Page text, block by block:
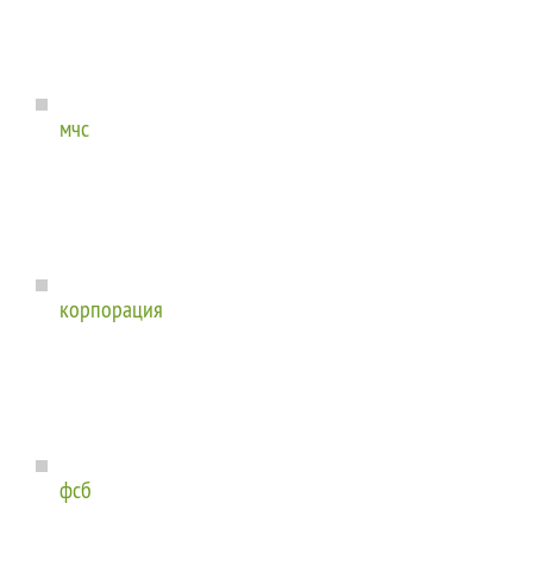
мчс
корпорация
фсб